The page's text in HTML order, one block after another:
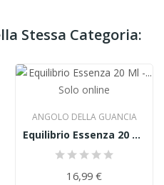
Stessa Categoria:
Solo online
ANGOLO DELLA GUANCIA
Equilibrio Essenza 20 Ml - Aroma Mandorla E Rhum
16,99 €